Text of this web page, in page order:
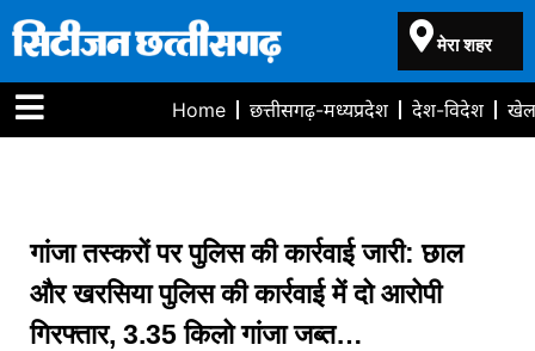
मेरा शहर
Home छत्तीसगढ़-मध्यप्रदेश देश-विदेश
गांजा तस्करों पर पुलिस की कार्रवाई जारी: छाल
और खरसिया पुलिस की कार्रवाई में दो आरोपी
गिरफ्तार, 3.35 किलो गांजा जब्त…